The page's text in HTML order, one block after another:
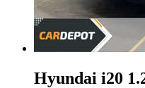
Hyundai i20